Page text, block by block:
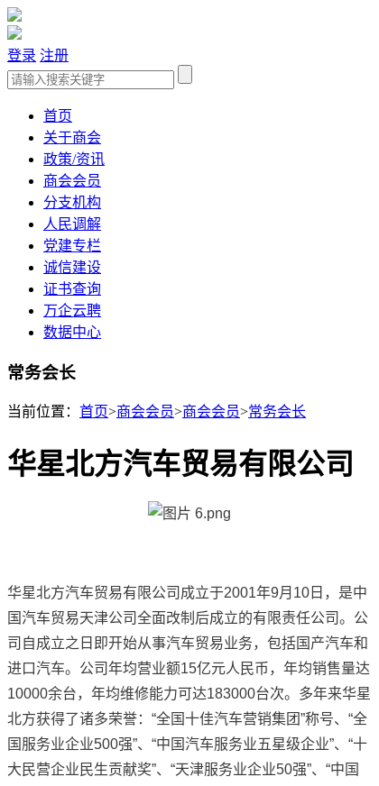
登录 注册
首页
关于商会
政策/资讯
商会会员
分支机构
人民调解
党建专栏
诚信建设
证书查询
万企云聘
数据中心
常务会长
当前位置： 首页>商会会员>商会会员>常务会长
华星北方汽车贸易有限公司
华星北方汽车贸易有限公司成立于2001年9月10日，是中
国汽车贸易天津公司全面改制后成立的有限责任公司。公
司自成立之日即开始从事汽车贸易业务，包括国产汽车和
进口汽车。公司年均营业额15亿元人民币，年均销售量达
10000余台，年均维修能力可达183000台次。多年来华星
北方获得了诸多荣誉：“全国十佳汽车营销集团”称号、“全
国服务业企业500强”、“中国汽车服务业五星级企业”、“十
大民营企业民生贡献奖”、“天津服务业企业50强”、“中国